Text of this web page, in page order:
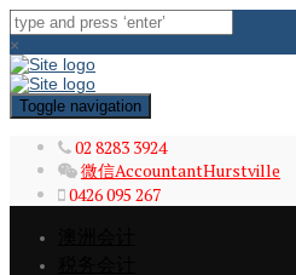
×
Toggle navigation
02 8283 3924
微信AccountantHurstville
0426 095 267